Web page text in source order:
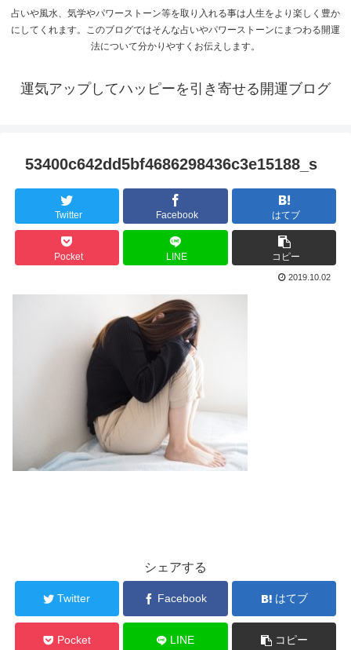
占いや風水、気学やパワーストーン等を取り入れる事は人生をより楽しく豊か
にしてくれます。このブログではそんな占いやパワーストーンにまつわる開運
法について分かりやすくお伝えします。
運気アップしてハッピーを引き寄せる開運ブログ
53400c642dd5bf4686298436c3e15188_s
Twitter Facebook はてブ
Pocket LINE コピー
2019.10.02
シェアする
Twitter Facebook はてブ
Pocket LINE コピー